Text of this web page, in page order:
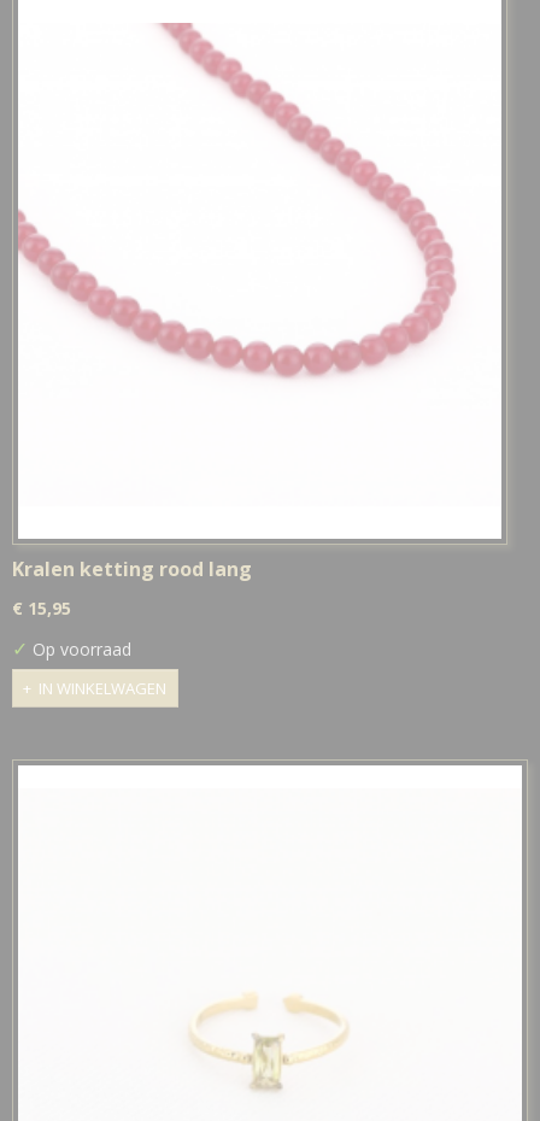
Kralen ketting rood lang
€ 15,95
✓ Op voorraad
IN WINKELWAGEN